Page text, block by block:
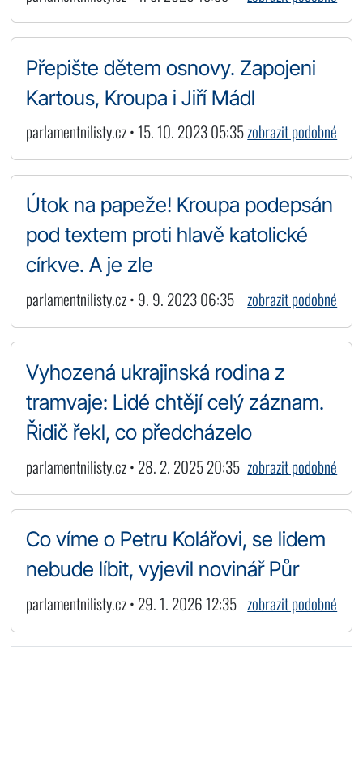
Přepište dětem osnovy. Zapojeni
Kartous, Kroupa i Jiří Mádl
parlamentnilisty.cz • 15. 10. 2023 05:35zobrazit podobné
Útok na papeže! Kroupa podepsán
pod textem proti hlavě katolické
církve. A je zle
parlamentnilisty.cz • 9. 9. 2023 06:35 zobrazit podobné
Vyhozená ukrajinská rodina z
tramvaje: Lidé chtějí celý záznam.
Řidič řekl, co předcházelo
parlamentnilisty.cz • 28. 2. 2025 20:35 zobrazit podobné
Co víme o Petru Kolářovi, se lidem
nebude líbit, vyjevil novinář Půr
parlamentnilisty.cz • 29. 1. 2026 12:35 zobrazit podobné